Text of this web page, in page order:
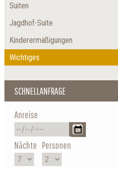
Suiten
Jagdhof-Suite
Kinderermäßigungen
Wichtiges
SCHNELLANFRAGE
Anreise
Nächte Personen